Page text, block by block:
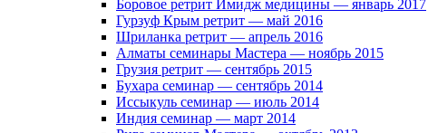
Боровое ретрит Имидж медицины — январь 2017
Гурзуф Крым ретрит — май 2016
Шриланка ретрит — апрель 2016
Алматы семинары Мастера — ноябрь 2015
Грузия ретрит — сентябрь 2015
Бухара семинар — сентябрь 2014
Иссыкуль семинар — июль 2014
Индия семинар — март 2014